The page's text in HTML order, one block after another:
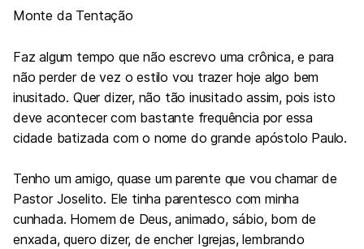
Monte da Tentação
Faz algum tempo que não escrevo uma crônica, e para
não perder de vez o estilo vou trazer hoje algo bem
inusitado. Quer dizer, não tão inusitado assim, pois isto
deve acontecer com bastante frequência por essa
cidade batizada com o nome do grande apóstolo Paulo.
Tenho um amigo, quase um parente que vou chamar de
Pastor Joselito. Ele tinha parentesco com minha
cunhada. Homem de Deus, animado, sábio, bom de
enxada, quero dizer, de encher Igrejas, lembrando